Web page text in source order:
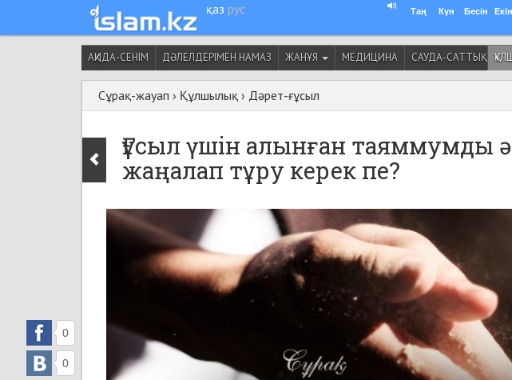
қаз рус Таң Күн Бесін
АҚИДА-СЕНІМ ДӘЛЕЛДЕРІМЕН НАМАЗ ЖАНҰЯ МЕДИЦИНА САУДА-САТТЫҚ
Сұрақ-жауап › Құлшылық › Дәрет-ғұсыл
Ғұсыл үшін алынған таяммумды
жаңалап тұру керек пе?
0
0